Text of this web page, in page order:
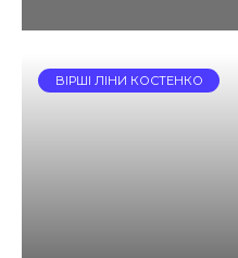
ВІРШІ ЛІНИ КОСТЕНКО